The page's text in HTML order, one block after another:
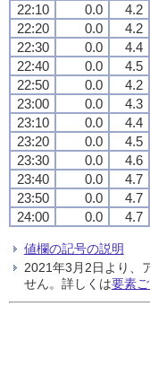
22:10
0.0 4.2
22:20
0.0 4.2
22:30
0.0 4.4
22:40
0.0 4.5
22:50
0.0 4.2
23:00
0.0 4.3
23:10
0.0 4.4
23:20
0.0 4.5
23:30
0.0 4.6
23:40
0.0 4.7
23:50
0.0 4.7
24:00
0.0 4.7
値欄の記号の説明
2021年3月2日より、
せん。詳しくは要素